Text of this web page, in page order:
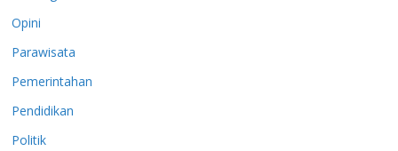
Opini
Parawisata
Pemerintahan
Pendidikan
Politik